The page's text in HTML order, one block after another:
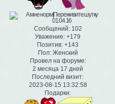
Сообщений:102
Уважение: +179
Позитив: +143
Пол:Женский
Провел на форуме:
2 месяца 17 дней
Последний визит:
2023-08-15 13:32:58
Подарки: